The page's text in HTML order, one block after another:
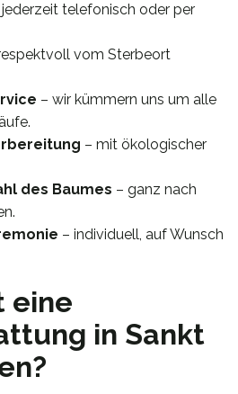
jederzeit telefonisch oder per
vom Sterbeort
– wir kümmern uns um alle
– mit ökologischer
des Baumes – ganz nach
– individuell, auf Wunsch
eine
in Sankt